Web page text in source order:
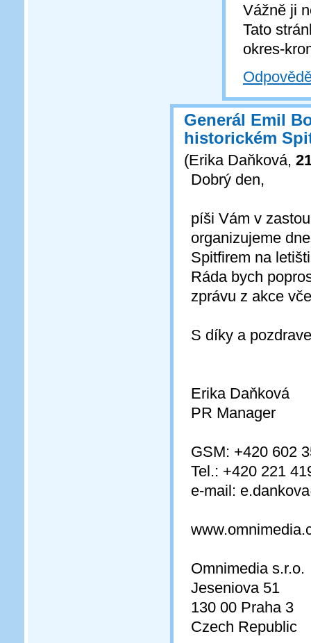
Vážně ji
Tato
okres-
Generál Emil
historickém
(Erika Daňková,
Dobrý den,
píši Vám v
organizujeme
Spitfirem na
Ráda bych
zprávu z akce
S díky a
Erika Daňková
PR Manager
GSM: +420 602
Tel.: +420 221
e-mail:
Omnimedia s.r.o.
Jeseniova 51
130 00 Praha 3
Czech Republic